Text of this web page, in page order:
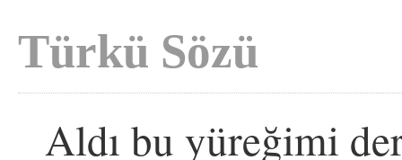
Türkü Sözü
Aldı bu yüreğimi